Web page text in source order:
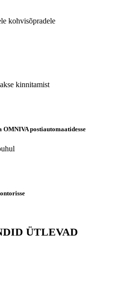
kohvisõpradele
kinnitamist
postiautomaatidesse
ÜTLEVAD